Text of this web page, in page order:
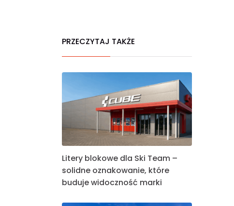
PRZECZYTAJ TAKŻE
Litery blokowe dla Ski Team –
solidne oznakowanie, które
buduje widoczność marki